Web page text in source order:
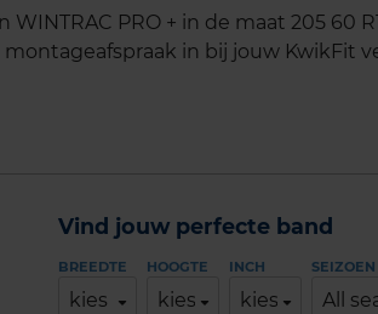
WINTRAC PRO + in de maat 205 60
in bij jouw KwikFit
Vind jouw perfecte band
BREEDTE
kies
HOOGTE
kies
INCH
kies
SEIZOEN
All